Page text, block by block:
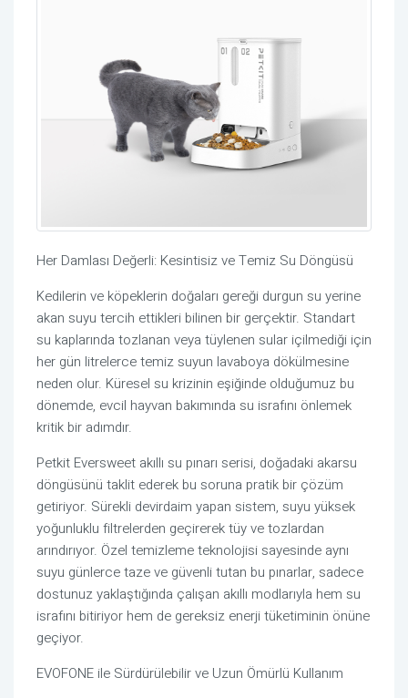
Her Damlası Değerli: Kesintisiz ve Temiz Su Döngüsü
Kedilerin ve köpeklerin doğaları gereği durgun su yerine
akan suyu tercih ettikleri bilinen bir gerçektir. Standart
su kaplarında tozlanan veya tüylenen sular içilmediği için
her gün litrelerce temiz suyun lavaboya dökülmesine
neden olur. Küresel su krizinin eşiğinde olduğumuz bu
dönemde, evcil hayvan bakımında su israfını önlemek
kritik bir adımdır.
Petkit Eversweet akıllı su pınarı serisi, doğadaki akarsu
döngüsünü taklit ederek bu soruna pratik bir çözüm
getiriyor. Sürekli devirdaim yapan sistem, suyu yüksek
yoğunluklu filtrelerden geçirerek tüy ve tozlardan
arındırıyor. Özel temizleme teknolojisi sayesinde aynı
suyu günlerce taze ve güvenli tutan bu pınarlar, sadece
dostunuz yaklaştığında çalışan akıllı modlarıyla hem su
israfını bitiriyor hem de gereksiz enerji tüketiminin önüne
geçiyor.
EVOFONE ile Sürdürülebilir ve Uzun Ömürlü Kullanım